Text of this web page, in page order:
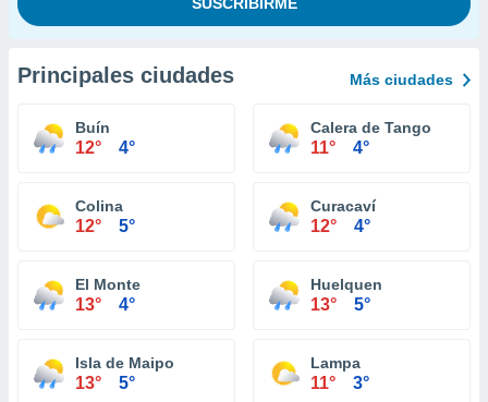
Principales ciudades Más ciudades
Buín
12° 4°
Calera de Tango
11° 4°
Colina
12° 5°
Curacaví
12° 4°
El Monte
13° 4°
Huelquen
13° 5°
Isla de Maipo
13° 5°
Lampa
11° 3°